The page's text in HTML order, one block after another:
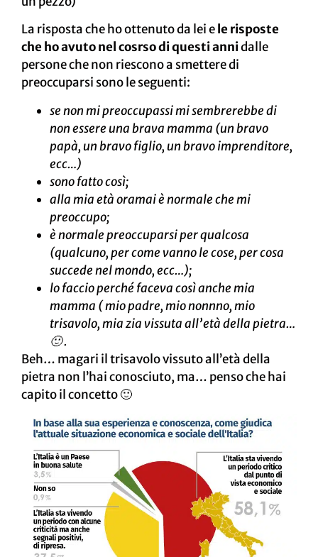
La risposta che ho ottenuto da lei ele risposte
che ho avuto nel cosrso di questi annidalle
persone che non riescono a smettere di
preoccuparsi sono le seguenti:
se non mi preoccupassi mi sembrerebbe di
non essere una brava mamma (un bravo
papà, un bravo figlio, un bravo imprenditore,
ecc…)
sono fatto così;
alla mia età oramai è normale che mi
preoccupo;
è normale preoccuparsi per qualcosa
(qualcuno, per come vanno le cose, per cosa
succede nel mondo, ecc…);
lo faccio perché faceva così anche mia
mamma ( mio padre, mio nonnno, mio
trisavolo, mia zia vissuta all’età della pietra…
🙂 .
Beh… magari il trisavolo vissuto all’età della
pietra non l’hai conosciuto, ma… penso che hai
capito il concetto 🙂